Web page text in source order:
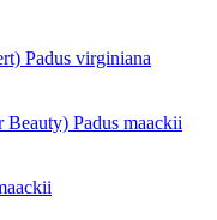
Padus virginiana
Beauty) Padus maackii